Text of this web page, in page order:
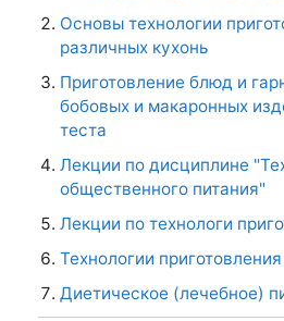
Основы технологии
различных кухонь
Приготовление блюд и
бобовых и макаронных
теста
Лекции по дисциплине
общественного питания"
Лекции по технологи
Технологии
Диетическое (лечебное)